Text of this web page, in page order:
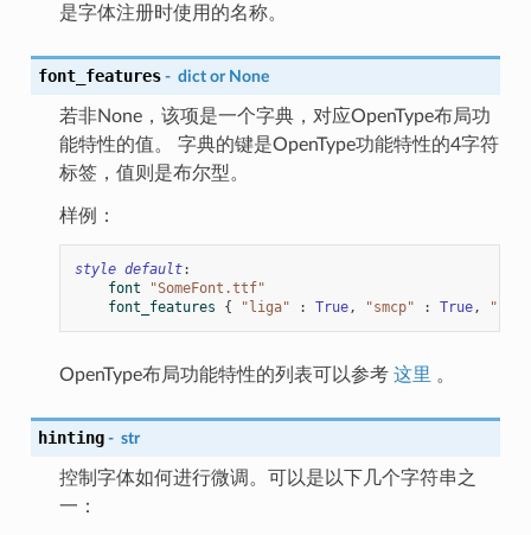
是字体注册时使用的名称。
font_features - dict or None
若非None，该项是一个字典，对应OpenType布局功
能特性的值。 字典的键是OpenType功能特性的4字符
标签，值则是布尔型。
样例：
style default:
font
"SomeFont.ttf"
font_features
{ "liga" : True, "smcp" : True,
OpenType布局功能特性的列表可以参考 这里 。
hinting - str
控制字体如何进行微调。可以是以下几个字符串之
一：